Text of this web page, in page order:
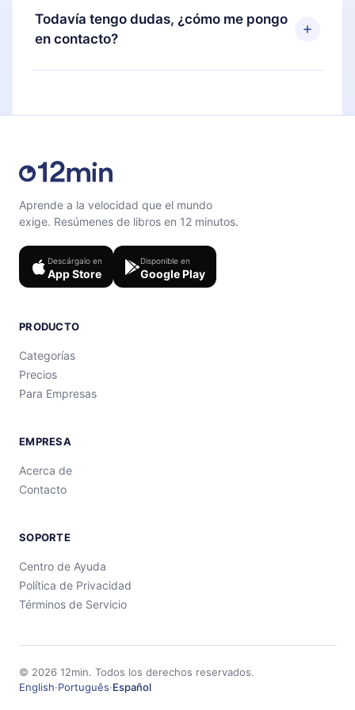
También puedes leer o escuchar tus títulos
favoritos sin conexión y desafiarte con un
puedes cancelar en cualquier momento y el
próximo ciclo de facturación no ocurrirá.
Todavía tengo dudas, ¿cómo me pongo
en contacto?
Siéntete libre de contactarnos en
Aprende a la velocidad que el mundo
exige. Resúmenes de libros en 12 minutos.
Descárgalo en
App Store
Disponible en
Google Play
PRODUCTO
Categorías
Precios
Para Empresas
EMPRESA
Acerca de
Contacto
SOPORTE
Centro de Ayuda
Política de Privacidad
Términos de Servicio
© 2026 12min. Todos los derechos reservados.
English·Português·Español